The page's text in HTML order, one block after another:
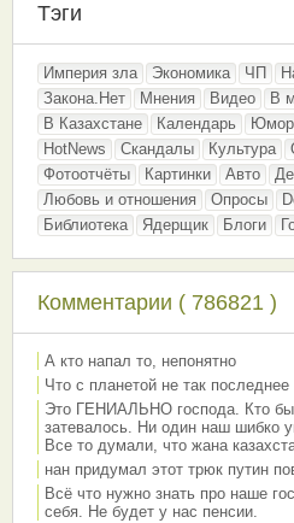
Тэги
Империя зла Экономика ЧП
Закона.Нет
Мнения Видео В
В Казахстане
Календарь Юмор
HotNews
Скандалы Культура
Фотоотчёты
Картинки Авто
Любовь и отношения
Опросы
Библиотека
Ядерщик Блоги
Комментарии ( 786821 )
А кто напал то, непонятно
Что с планетой не так
Это ГЕНИАЛЬНО господа. Кто бы
затевалось. Ни один наш шибко
Все то думали, что жана
нан придумал этот трюк путин
Всё что нужно знать про наше
себя. Не будет у нас пенсии.